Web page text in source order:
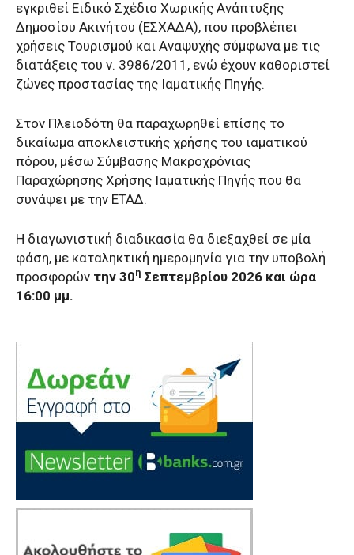
εγκριθεί Ειδικό Σχέδιο Χωρικής Ανάπτυξης
Δημοσίου Ακινήτου (ΕΣΧΑΔΑ), που προβλέπει
χρήσεις Τουρισμού και Αναψυχής σύμφωνα με τις
διατάξεις του ν. 3986/2011, ενώ έχουν καθοριστεί
ζώνες προστασίας της Ιαματικής Πηγής.
Στον Πλειοδότη θα παραχωρηθεί επίσης το
δικαίωμα αποκλειστικής χρήσης του ιαματικού
πόρου, μέσω Σύμβασης Μακροχρόνιας
Παραχώρησης Χρήσης Ιαματικής Πηγής που θα
συνάψει με την ΕΤΑΔ.
Η διαγωνιστική διαδικασία θα διεξαχθεί σε μία
φάση, με καταληκτική ημερομηνία για την υποβολή
προσφορών την 30η Σεπτεμβρίου 2026 και ώρα
16:00 μμ.